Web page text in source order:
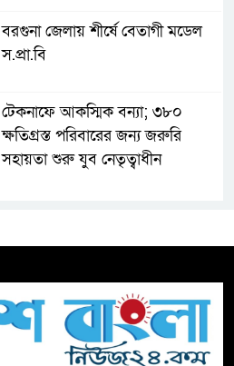
বরগুনা জেলায় শীর্ষে বেতাগী মডেল
স.প্রা.বি
টেকনাফে আকস্মিক বন্যা; ৩৮০
ক্ষতিগ্রস্ত পরিবারের জন্য জরুরি
সহায়তা শুরু যুব নেতৃত্বাধীন
টিকটকে অশালীন কনটেন্ট ও অনলাইন
হয়রানির অভিযোগে ব্রাহ্মণবাড়িয়ায়